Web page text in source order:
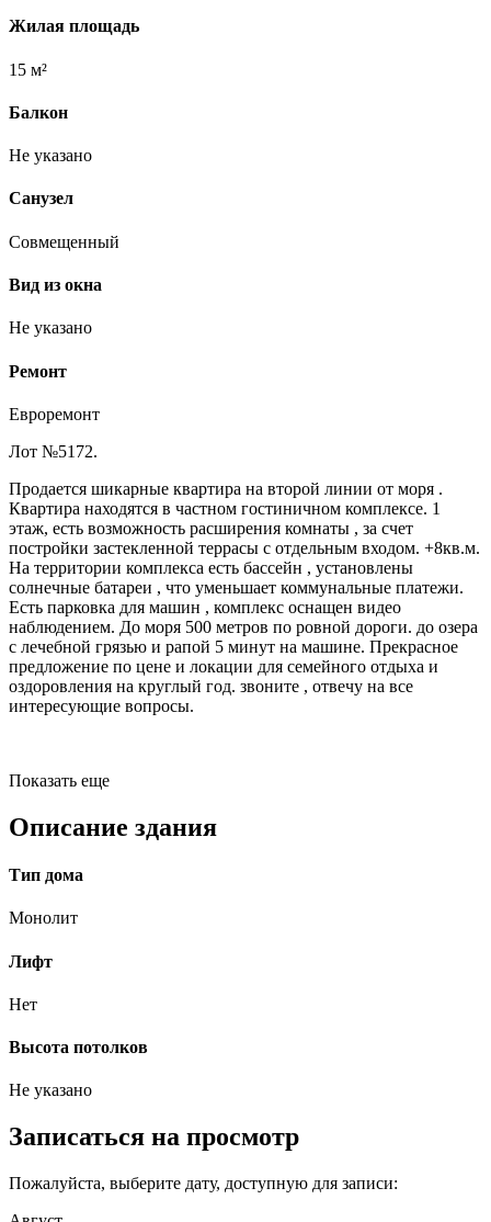
Жилая площадь
15 м²
Балкон
Не указано
Санузел
Совмещенный
Вид из окна
Не указано
Ремонт
Евроремонт
Лот №5172.
Продается шикарные квартира на второй линии от моря .
Квартира находятся в частном гостиничном комплексе. 1
этаж, есть возможность расширения комнаты , за счет
постройки застекленной террасы с отдельным входом. +8кв.м.
На территории комплекса есть бассейн , установлены
солнечные батареи , что уменьшает коммунальные платежи.
Есть парковка для машин , комплекс оснащен видео
наблюдением. До моря 500 метров по ровной дороги. до озера
с лечебной грязью и рапой 5 минут на машине. Прекрасное
предложение по цене и локации для семейного отдыха и
оздоровления на круглый год. звоните , отвечу на все
интересующие вопросы.
Показать еще
Описание здания
Тип дома
Монолит
Лифт
Нет
Высота потолков
Не указано
Записаться на просмотр
Пожалуйста, выберите дату, доступную для записи: